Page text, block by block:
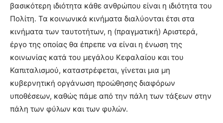
βασικότερη ιδιότητα κάθε ανθρώπου είναι η ιδιότητα του
Πολίτη. Τα κοινωνικά κινήματα διαλύονται έτσι στα
κινήματα των ταυτοτήτων, η (πραγματική) Αριστερά,
έργο της οποίας θα έπρεπε να είναι η ένωση της
κοινωνίας κατά του μεγάλου Κεφαλαίου και του
Καπιταλισμού, καταστρέφεται, γίνεται μια μη
κυβερνητική οργάνωση προώθησης διαφόρων
υποθέσεων, καθώς πάμε από την πάλη των τάξεων στην
πάλη των φύλων και των φυλών.